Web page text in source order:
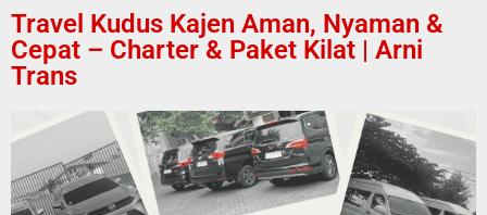
Travel Kudus Kajen Aman, Nyaman &
Cepat – Charter & Paket Kilat | Arni
Trans